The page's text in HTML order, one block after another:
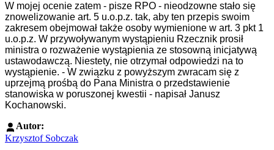
W mojej ocenie zatem - pisze RPO - nieodzowne stało się
znowelizowanie art. 5 u.o.p.z. tak, aby ten przepis swoim
zakresem obejmował także osoby wymienione w art. 3 pkt 1
u.o.p.z. W przywoływanym wystąpieniu Rzecznik prosił
ministra o rozważenie wystąpienia ze stosowną inicjatywą
ustawodawczą. Niestety, nie otrzymał odpowiedzi na to
wystąpienie. - W związku z powyższym zwracam się z
uprzejmą prośbą do Pana Ministra o przedstawienie
stanowiska w poruszonej kwestii - napisał Janusz
Kochanowski.
Autor:
Krzysztof Sobczak